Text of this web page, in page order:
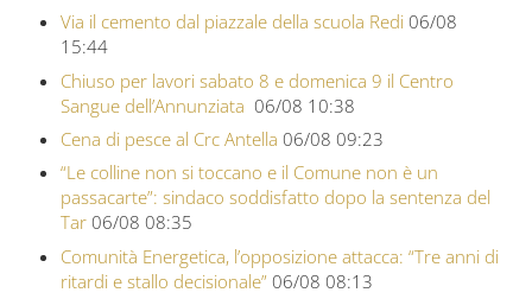
Via il cemento dal piazzale della scuola Redi 06/08
15:44
Chiuso per lavori sabato 8 e domenica 9 il Centro
Sangue dell’Annunziata 06/08 10:38
Cena di pesce al Crc Antella 06/08 09:23
“Le colline non si toccano e il Comune non è un
passacarte”: sindaco soddisfatto dopo la sentenza del
Tar 06/08 08:35
Comunità Energetica, l’opposizione attacca: “Tre anni di
ritardi e stallo decisionale” 06/08 08:13